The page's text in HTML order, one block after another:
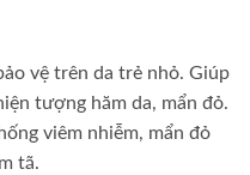
vệ trên da trẻ nhỏ. Giúp
tượng hăm da, mẩn đỏ.
viêm nhiễm, mẩn đỏ
tã.